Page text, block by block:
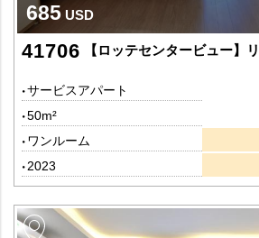
685 USD
41706 【ロッテセンタービュー】リンラン近く、光
サービスアパート
50m²
ワンルーム
2023